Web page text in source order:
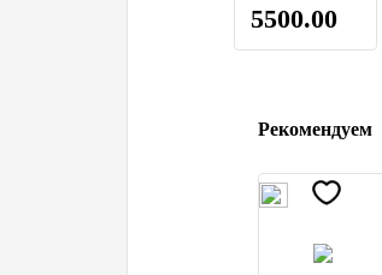
5500.00
Рекомендуем